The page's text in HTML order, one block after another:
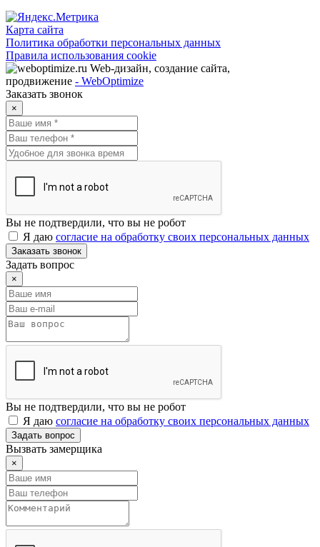
Карта сайта
Политика обработки персональных данных
Правила использования cookie
Web-дизайн, создание сайта,
продвижение - WebOptimize
Заказать звонок
×
Вы не подтвердили, что вы не робот
Я даю согласие на обработку своих персональных данных
Заказать звонок
Задать вопрос
×
Вы не подтвердили, что вы не робот
Я даю согласие на обработку своих персональных данных
Задать вопрос
Вызвать замерщика
×